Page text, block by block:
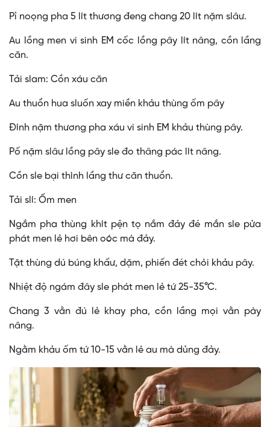
Pỉ noọng pha 5 lít thương đeng chang 20 lít nặm slâư.
Au lồng men vi sinh EM cốc lồng pây lít nâng, cồn lầng
căn.
Tải slam: Cồn xáu căn
Au thuổn hua sluốn xay miền khảu thùng ốm pây
Đính nặm thương pha xáu vi sinh EM khảu thùng pây.
Pố nặm slâư lồng pây sle đo thâng pác lít nâng.
Cồn sle bại thình lầng thư căn thuổn.
Tải slí: Ốm men
Ngắm pha thùng khít pện tọ nắm đảy đé mắn sle pửa
phát men lẻ hơi bên oóc mà đảy.
Tặt thùng dú búng khấư, dặm, phiến đét chỏi khảu pây.
Nhiệt độ ngám đây sle phát men lẻ tứ 25-35°C.
Chang 3 vằn đú lẻ khay pha, cồn lầng mọi vằn pày
nâng.
Ngằm khảu ốm tứ 10-15 vằn lẻ au mà dủng đảy.